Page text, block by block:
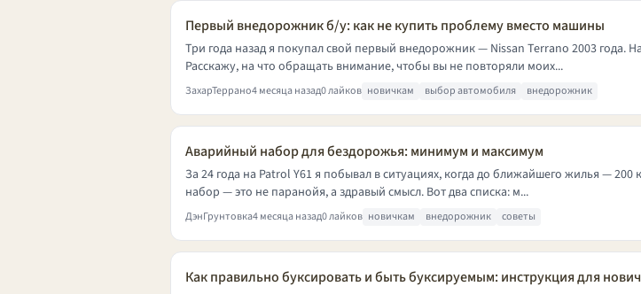
Первый внедорожник б/у: как не купить проблему вместо машины
Три года назад я покупал свой первый внедорожник — Nissan Terrano 2003
Расскажу, на что обращать внимание, чтобы вы не повторяли моих...
ЗахарТеррано4 месяца назад0 лайков новичкам выбор автомобиля внедорожник
Аварийный набор для бездорожья: минимум и максимум
За 24 года на Patrol Y61 я побывал в ситуациях, когда до ближайшего жилья —
набор — это не паранойя, а здравый смысл. Вот два списка: м...
ДэнГрунтовка4 месяца назад0 лайков новичкам внедорожник советы
Как правильно буксировать и быть буксируемым: инструкция для